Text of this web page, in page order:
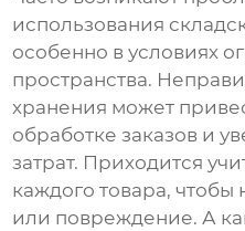
использования
особенно в условиях
пространства.
хранения может
обработке заказов и
затрат. Приходится
каждого товара, чтобы
или повреждение. А